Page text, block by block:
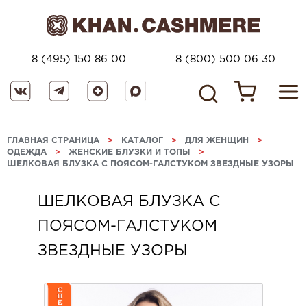
8 (495) 150 86 00 8 (800) 500 06 30
ГЛАВНАЯ СТРАНИЦА > КАТАЛОГ > ДЛЯ ЖЕНЩИН >
ОДЕЖДА > ЖЕНСКИЕ БЛУЗКИ И ТОПЫ >
ШЕЛКОВАЯ БЛУЗКА С ПОЯСОМ-ГАЛСТУКОМ ЗВЕЗДНЫЕ УЗОРЫ
ШЕЛКОВАЯ БЛУЗКА С
ПОЯСОМ-ГАЛСТУКОМ
ЗВЕЗДНЫЕ УЗОРЫ